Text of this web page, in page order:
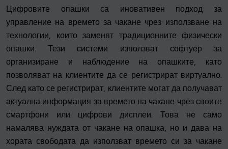
Цифровите опашки са иновативен подход за
управление на времето за чакане чрез използване на
технологии, които заменят традиционните физически
опашки. Тези системи използват софтуер за
организиране и наблюдение на опашките, като
позволяват на клиентите да се регистрират виртуално.
След като се регистрират, клиентите могат да получават
актуална информация за времето на чакане чрез своите
смартфони или цифрови дисплеи. Това не само
намалява нуждата от чакане на опашка, но и дава на
хората свободата да използват времето си за чакане